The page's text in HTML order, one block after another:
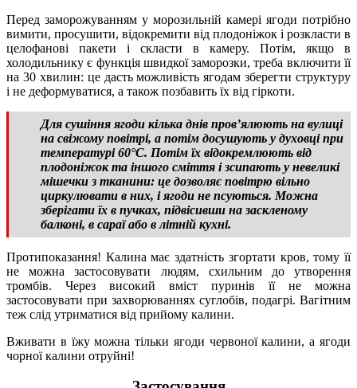
Перед заморожуванням у морозильній камері ягоди потрібно
вимити, просушити, відокремити від плодоніжок і розкласти в
целофанові пакети і скласти в камеру. Потім, якщо в
холодильнику є функція швидкої заморозки, треба включити її
на 30 хвилин: це дасть можливість ягодам зберегти структуру
і не деформуватися, а також позбавить їх від гіркоти.
Для сушіння ягоди кілька днів пров’ялюють на вулиці
на свіжому повітрі, а потім досушують у духовці при
температурі 60°С. Потім їх відокремлюють від
плодоніжок та іншого сміття і зсипають у невеликі
мішечки з тканини: це дозволяє повітрю вільно
циркулювати в них, і ягоди не псуються. Можна
зберігати їх в пучках, підвісивши на заскленому
балконі, в сараї або в літній кухні.
Протипоказання! Калина має здатність згортати кров, тому її
не можна застосовувати людям, схильним до утворення
тромбів. Через високий вміст пуринів її не можна
застосовувати при захворюваннях суглобів, подагрі. Вагітним
теж слід утриматися від прийому калини.
Вживати в їжу можна тільки ягоди червоної калини, а ягоди
чорної калини отруйні!